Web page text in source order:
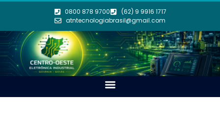
0800 878 9700
(62) 9 9916 1717
atntecnologiabrasil@gmail.com